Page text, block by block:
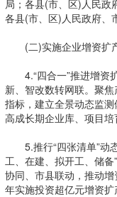
局；各县(市、区)人民政
各县(市、区)人民政府、
(二)实施企业增资扩
4.“四合一”推进增资
新、智改数转网联。聚
指标，建立全景动态监
高成长期企业库、项目培
5.推行“四张清单”动
工、在建、拟开工、储
协同、市县联动，推动
年实施投资超亿元增资